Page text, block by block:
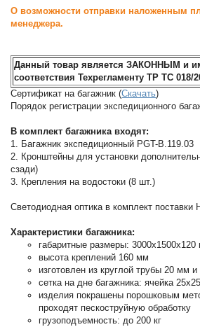
О возможности отправки наложенным
менеджера.
Данный товар является ЗАКОННЫМ и
соответствия Техрегламенту ТР ТС 018/
Сертификат на багажник (Скачать)
Порядок регистрации экспедиционного
В комплект багажника входят:
1. Багажник экспедиционный PGT-B.119.03
2. Кронштейны для установки
сзади)
3. Крепления на водостоки (8 шт.)
Светодиодная оптика в комплект
Характеристики багажника:
габаритные размеры: 3000x1500x120
высота креплений 160 мм
изготовлен из круглой трубы 20 мм
сетка на дне багажника: ячейка
изделия покрашены порошковым
проходят пескоструйную обработку
грузоподъемность: до 200 кг